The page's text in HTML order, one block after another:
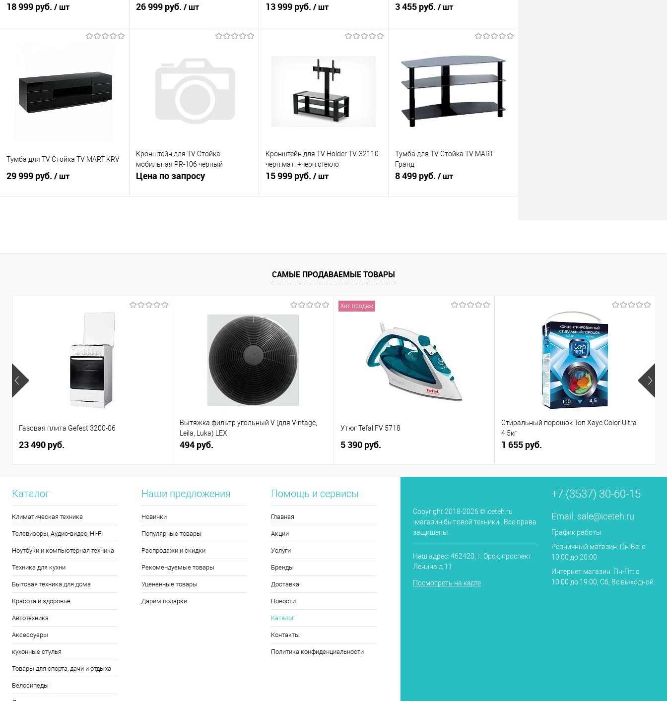
18 999 руб. / шт
К сравнению
В избранное
Под заказ
26 999 руб. / шт
Купить в 1 клик
К сравнению
В избранное
В наличии
13 999 руб. / шт
Купить в 1 клик
К сравнению
3 455 руб. / шт
Купить в 1 клик
В избранное
В наличии
Тумба для TV Стойка TV MART KRV
29 999 руб. / шт
В избранное
В наличии
Кронштейн для TV Стойка
мобильная PR-106 черный
Цена по запросу
В избранное
В наличии
Кронштейн для TV Holder TV-32110
черн.мат. +черн.стекло
15 999 руб. / шт
В избранное
Под заказ
Тумба для TV Стойка TV MART
Гранд
8 499 руб. / шт
В избранное
В наличии
САМЫЕ ПРОДАВАЕМЫЕ ТОВАРЫ
Газовая плита Gefest 3200-06
23 490 руб.
Вытяжка фильтр угольный V (для Vintage,
Leila, Luka) LEX
494 руб.
Хит продаж
Утюг Tefal FV 5718
5 390 руб.
Стиральный порошок Топ Хаус Color Ultra
4.5кг
1 655 руб.
Каталог
Климатическая техника
Телевизоры, Аудио-видео, HI-FI
Ноутбуки и компьютерная техника
Техника для кухни
Бытовая техника для дома
Красота и здоровье
Автотехника
Аксессуары
кухонные стулья
Товары для спорта, дачи и отдыха
Велосипеды
Наши предложения
Новинки
Популярные товары
Распродажи и скидки
Рекомендуемые товары
Уцененные товары
Дарим подарки
Помощь и сервисы
Главная
Акции
Услуги
Бренды
Доставка
Новости
Каталог
Контакты
Политика конфиденциальности
Copyright 2018-2026 © iceteh.ru
-магазин бытовой техники.. Все права
защищены.
Наш адрес: 462420, г. Орск, проспект
Ленина д.11
Посмотреть на карте
+7 (3537) 30-60-15
Email: sale@iceteh.ru
График работы
Розничный магазин: Пн-Вс: с
10:00 до 20:00
Интернет магазин: Пн-Пт: с
10:00 до 19:00, Сб, Вс выходной.